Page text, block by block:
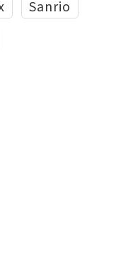
Sanrio